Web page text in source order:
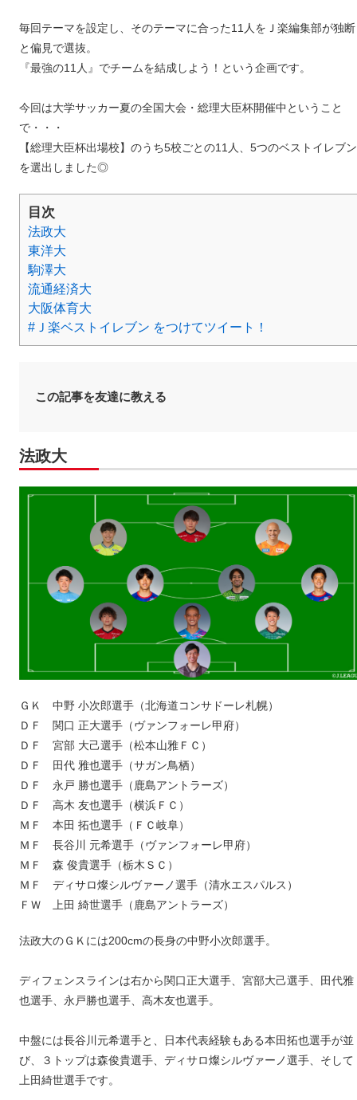
毎回テーマを設定し、そのテーマに合った11人をＪ楽編集部が独断
と偏見で選抜。
『最強の11人』でチームを結成しよう！という企画です。
今回は大学サッカー夏の全国大会・総理大臣杯開催中ということ
で・・・
【総理大臣杯出場校】のうち5校ごとの11人、5つのベストイレブン
を選出しました◎
目次
法政大
東洋大
駒澤大
流通経済大
大阪体育大
#Ｊ楽ベストイレブン をつけてツイート！
この記事を友達に教える
法政大
ＧＫ 中野 小次郎選手（北海道コンサドーレ札幌）
ＤＦ 関口 正大選手（ヴァンフォーレ甲府）
ＤＦ 宮部 大己選手（松本山雅ＦＣ）
ＤＦ 田代 雅也選手（サガン鳥栖）
ＤＦ 永戸 勝也選手（鹿島アントラーズ）
ＤＦ 高木 友也選手（横浜ＦＣ）
ＭＦ 本田 拓也選手（ＦＣ岐阜）
ＭＦ 長谷川 元希選手（ヴァンフォーレ甲府）
ＭＦ 森 俊貴選手（栃木ＳＣ）
ＭＦ ディサロ燦シルヴァーノ選手（清水エスパルス）
ＦＷ 上田 綺世選手（鹿島アントラーズ）
法政大のＧＫには200cmの長身の中野小次郎選手。
ディフェンスラインは右から関口正大選手、宮部大己選手、田代雅
也選手、永戸勝也選手、高木友也選手。
中盤には長谷川元希選手と、日本代表経験もある本田拓也選手が並
び、３トップは森俊貴選手、ディサロ燦シルヴァーノ選手、そして
上田綺世選手です。